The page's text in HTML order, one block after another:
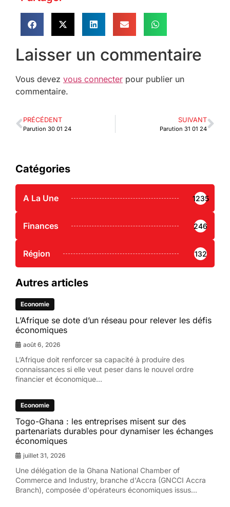
Laisser un commentaire
Vous devez vous connecter pour publier un
commentaire.
PRÉCÉDENT
Parution 30 01 24
SUIVANT
Parution 31 01 24
Catégories
A La Une 1235
Finances 246
Région 132
Autres articles
Economie
L’Afrique se dote d’un réseau pour relever les défis
économiques
août 6, 2026
L’Afrique doit renforcer sa capacité à produire des
connaissances si elle veut peser dans le nouvel ordre
financier et économique...
Economie
Togo-Ghana : les entreprises misent sur des
partenariats durables pour dynamiser les échanges
économiques
juillet 31, 2026
Une délégation de la Ghana National Chamber of
Commerce and Industry, branche d'Accra (GNCCI Accra
Branch), composée d'opérateurs économiques issus...